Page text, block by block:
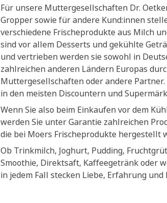
Für unsere Muttergesellschaften Dr.
Gropper sowie für andere Kund:innen
verschiedene Frischeprodukte aus Milch
sind vor allem Desserts und gekühlte
und vertrieben werden sie sowohl in
zahlreichen anderen Ländern Europas
Muttergesellschaften oder andere
in den meisten Discountern und
Wenn Sie also beim Einkaufen vor dem
werden Sie unter Garantie zahlreichen
die bei Moers Frischeprodukte hergestellt
Ob Trinkmilch, Joghurt, Pudding,
Smoothie, Direktsaft, Kaffeegetränk oder
in jedem Fall stecken Liebe, Erfahrung und